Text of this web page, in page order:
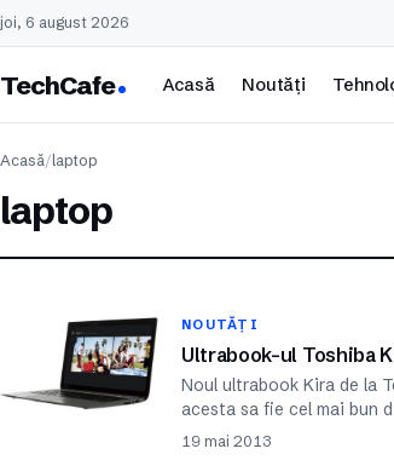
joi, 6 august 2026
TechCafe Acasă Noutăți
Acasă/ laptop
laptop
NOUTĂȚI
Ultrabook-ul Toshiba
Noul ultrabook Kira de la
acesta sa fie cel mai bun
19 mai 2013